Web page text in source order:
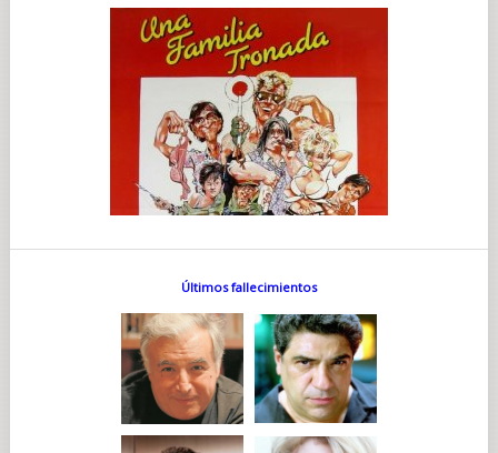
Últimos fallecimientos